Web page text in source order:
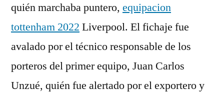
quién marchaba puntero, equipacion
tottenham 2022 Liverpool. El fichaje fue
avalado por el técnico responsable de los
porteros del primer equipo, Juan Carlos
Unzué, quién fue alertado por el exportero y